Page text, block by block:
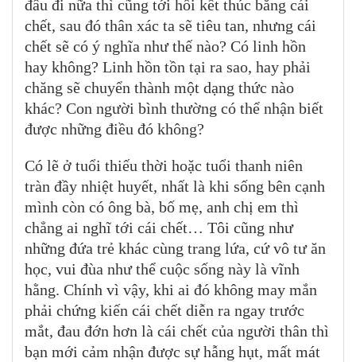
đâu đi nữa thì cũng tới hồi kết thúc bằng cái
chết, sau đó thân xác ta sẽ tiêu tan, nhưng cái
chết sẽ có ý nghĩa như thế nào? Có linh hồn
hay không? Linh hồn tồn tại ra sao, hay phải
chăng sẽ chuyển thành một dạng thức nào
khác? Con người bình thường có thể nhận biết
được những điều đó không?
Có lẽ ở tuổi thiếu thời hoặc tuổi thanh niên
tràn đầy nhiệt huyết, nhất là khi sống bên cạnh
mình còn có ông bà, bố mẹ, anh chị em thì
chẳng ai nghĩ tới cái chết… Tôi cũng như
những đứa trẻ khác cùng trang lứa, cứ vô tư ăn
học, vui đùa như thể cuộc sống này là vĩnh
hằng. Chính vì vậy, khi ai đó không may mắn
phải chứng kiến cái chết diễn ra ngay trước
mắt, đau đớn hơn là cái chết của người thân thì
bạn mới cảm nhận được sự hẫng hụt, mất mát